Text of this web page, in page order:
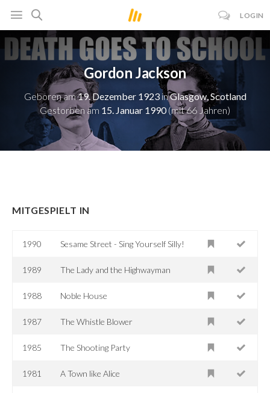
LOGIN
Gordon Jackson
Geboren am19. Dezember 1923inGlasgow, Scotland
Gestorben am 15. Januar 1990(mit 66 Jahren)
MITGESPIELT IN
1990 Sesame Street - Sing Yourself Silly!
1989 The Lady and the Highwayman
1988 Noble House
1987 The Whistle Blower
1985 The Shooting Party
1981 A Town like Alice